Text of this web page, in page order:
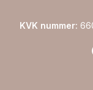
KVK nummer: